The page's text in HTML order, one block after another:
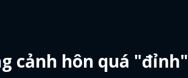
cảnh hôn quá "đỉnh"